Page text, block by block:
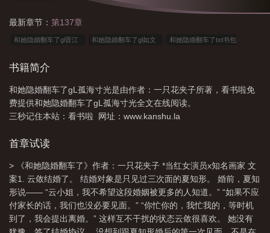
最新章节： 第137章
和她隐婚翻车了gl晋江 和她隐婚翻车了gl如文 和她隐婚翻车了txt书包
车了作者一只花夹子百度
婚翻车了gl宝书网 和她隐婚翻车了txt 和她隐婚翻车了作者一只花夹子 和她
隐婚翻车了gl最新 和她隐婚翻车了gl 百度 和她隐婚翻车了gl一只花夹子
翻车了一只花夹子
和她隐婚翻车了gl5g 和她隐婚翻车了免费 和她隐婚翻车了gL孤海寸
光 和她隐婚翻车了30章 和她隐婚翻车了gl全文免费阅读 和她隐婚翻车了最
新章节 和她隐婚翻车了gl 和她隐婚翻车了gltxt 和她隐婚翻车了宝书
网 和她隐婚翻车了30书院 和她隐婚翻车了gl作者一只花夹子 和她隐婚翻车
书籍简介
和她隐婚翻车了gL孤海寸光是由作者：一只花夹子所著，看书啦免
费提供和她隐婚翻车了gL孤海寸光全文在线阅读。
三秒记住本站：看书啦 网址：www.kanshu.la
首章试读
> 《和她隐婚翻车了》作者：一只花夹子 *当红女演员x知名画家 文
案1. 云敛结婚了。 结婚对象是只见过三次面的夏知形。 婚前，夏知
形说—— “云小姐，我不希望这段婚姻被更多的人知道。” “如果不应
付家长的话，我们也没必要见面。” “你忙你的，我忙我的，等时机
到了，我会提出离婚。” 这样互不干扰的状态云敛很喜欢。 她没有